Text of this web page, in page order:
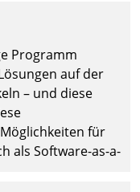
daher
GmbH den
Programm
auf der
– und diese
für
als Software-as-a-